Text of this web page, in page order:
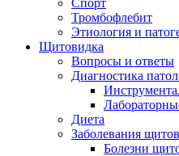
Спорт
Тромбофлебит
Этиология и
Щитовидка
Вопросы и ответы
Диагностика
Диета
Заболевания
Болезни